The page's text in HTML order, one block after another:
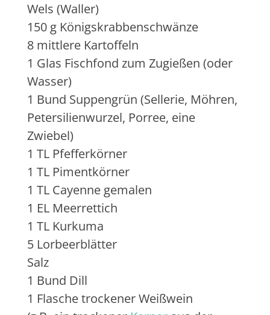
Wels (Waller)
150 g Königskrabbenschwänze
8 mittlere Kartoffeln
1 Glas Fischfond zum Zugießen (oder
Wasser)
1 Bund Suppengrün (Sellerie, Möhren,
Petersilienwurzel, Porree, eine
Zwiebel)
1 TL Pfefferkörner
1 TL Pimentkörner
1 TL Cayenne gemalen
1 EL Meerrettich
1 TL Kurkuma
5 Lorbeerblätter
Salz
1 Bund Dill
1 Flasche trockener Weißwein